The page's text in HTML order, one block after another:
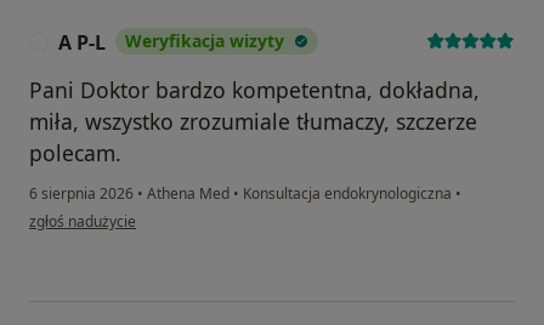
A P-L Weryfikacja wizyty
Pani Doktor bardzo kompetentna, dokładna,
miła, wszystko zrozumiale tłumaczy, szczerze
polecam.
6 sierpnia 2026 • Athena Med • Konsultacja endokrynologiczna •
w opinii użytkownika A P-L
zgłoś nadużycie